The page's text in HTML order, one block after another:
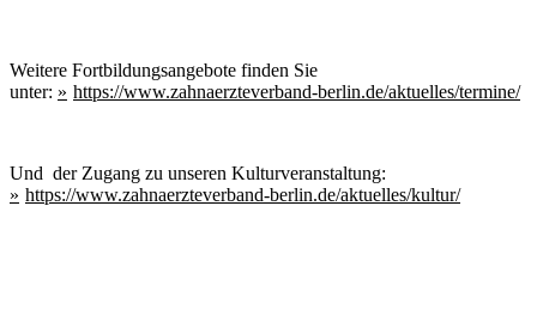
Weitere Fortbildungsangebote finden Sie
unter:
https://www.zahnaerzteverband-berlin.de/aktuelles/termine/
Und der Zugang zu unseren Kulturveranstaltung:
https://www.zahnaerzteverband-berlin.de/aktuelles/kultur/